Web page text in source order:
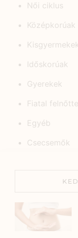
Női ciklus
Középkorúak
Időskorúak
Gyerekek
Fiatal
Egyéb
Csecsemők